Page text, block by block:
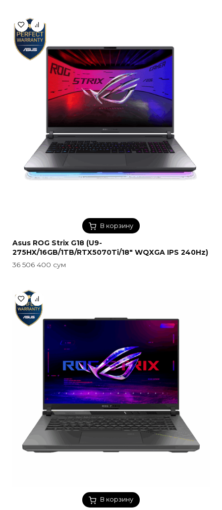
В корзину
Asus ROG Strix G18 (U9-
275HX/16GB/1TB/RTX5070Ti/18″ WQXGA IPS 240Hz)
36 506 400 сум
В корзину